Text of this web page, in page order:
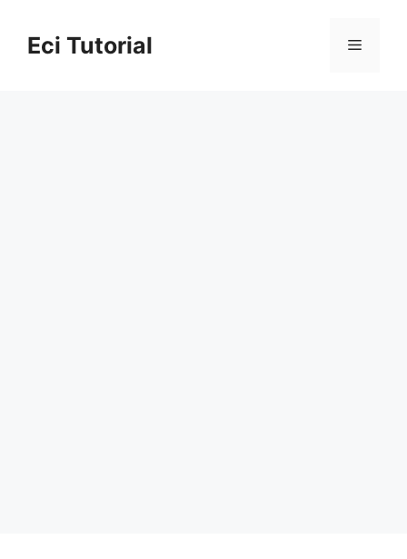
contentEci Tutorial Menu